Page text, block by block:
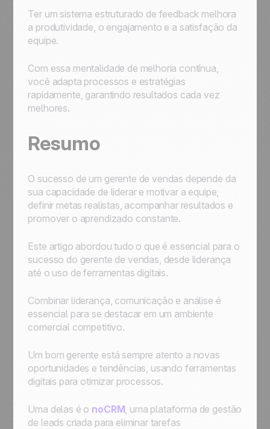
Ter um sistema estruturado de feedback melhora
a produtividade, o engajamento e a satisfação da
equipe.
Com essa mentalidade de melhoria contínua,
você adapta processos e estratégias
rapidamente, garantindo resultados cada vez
melhores.
Resumo
O sucesso de um gerente de vendas depende da
sua capacidade de liderar e motivar a equipe,
definir metas realistas, acompanhar resultados e
promover o aprendizado constante.
Este artigo abordou tudo o que é essencial para o
sucesso do gerente de vendas, desde liderança
até o uso de ferramentas digitais.
Combinar liderança, comunicação e análise é
essencial para se destacar em um ambiente
comercial competitivo.
Um bom gerente está sempre atento a novas
oportunidades e tendências, usando ferramentas
digitais para otimizar processos.
Uma delas é o noCRM, uma plataforma de gestão
de leads criada para eliminar tarefas